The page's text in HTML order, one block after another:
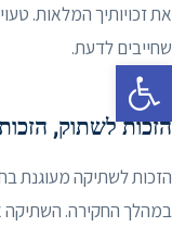
פתח סרגל נגישות
את זכויותיך המלאות.
שחייבים לדעת.
הזכות לשתוק,
במהלך החקירה. השתיקה